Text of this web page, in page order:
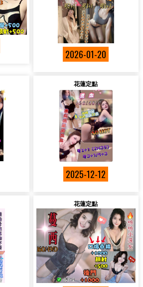
2026-01-20
花蓮定點
2025-12-12
花蓮定點